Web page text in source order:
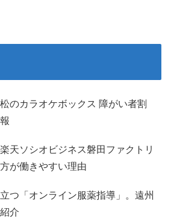
のカラオケボックス 障がい者割
天ソシオビジネス磐田ファクトリ
が働きやすい理由
つ「オンライン服薬指導」。遠州
介